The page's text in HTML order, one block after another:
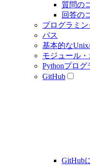
質問の
回答の
プログラミ
パス
基本的な
モジュール
Pythonプロ
GitHub
GitHub